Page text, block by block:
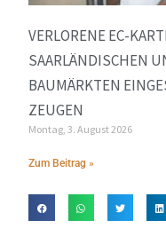
VERLORENE EC-
SAARLÄNDISCHEN
BAUMÄRKTEN
ZEUGEN
Montag, 3. August 2026
Zum Beitrag »